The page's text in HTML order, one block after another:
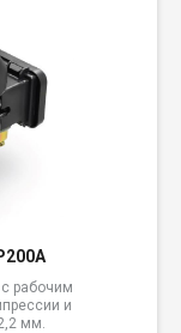
рабочим
и
мм.